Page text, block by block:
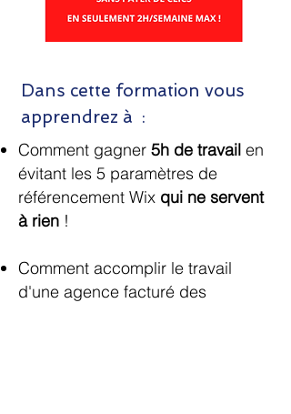
Dans cette formation vous
apprendrez à :
Comment gagner 5h de travail en
évitant les 5 paramètres de
référencement Wix qui ne servent
à rien !
Comment accomplir le travail
d'une agence facturé des